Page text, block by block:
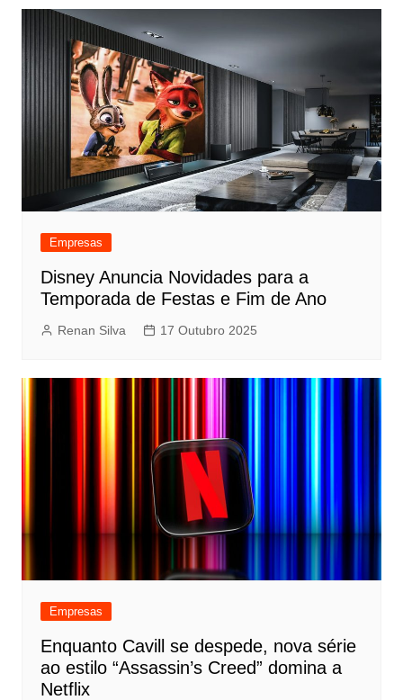
Empresas
Disney Anuncia Novidades para a
Temporada de Festas e Fim de Ano
Renan Silva 17 Outubro 2025
Empresas
Enquanto Cavill se despede, nova série
ao estilo “Assassin’s Creed” domina a
Netflix